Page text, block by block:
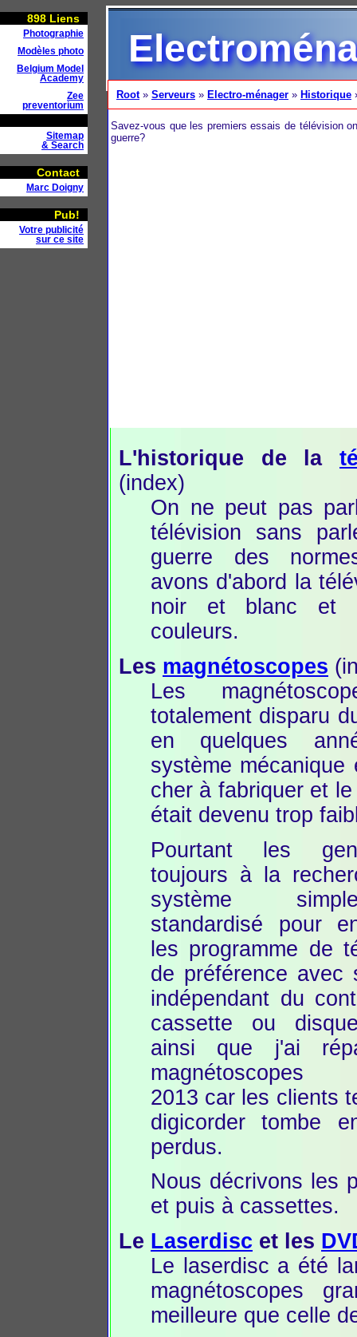
898 Liens
Photographie
Modèles photo
Belgium Model
Academy
Zee
preventorium
Sitemap
& Search
Contact
Marc Doigny
Pub!
Votre publicité
sur ce site
Root» Serveurs » Electro-ménager » Historique
Savez-vous que les premiers essais de télévision
guerre?
L'historique de la
(index)
On ne peut pas
télévision sans
guerre des
avons d'abord la
noir et blanc et
couleurs.
Les magnétoscopes
Les
totalement disparu
en quelques
système mécanique
cher à fabriquer et
était devenu trop
Pourtant les
toujours à la
système
standardisé pour
les programme de
de préférence avec
indépendant du
cassette ou
ainsi que j'ai
magnétoscopes
2013 car les clients
digicorder tombe
perdus.
Nous décrivons les
et puis à cassettes.
Le Laserdisc et les
Le laserdisc a été
magnétoscopes
meilleure que celle